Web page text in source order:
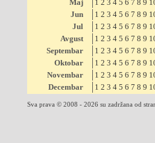
Maj
1 2 3 4 5 6 7 8 9
Jun
1 2 3 4 5 6 7 8 9
Jul
1 2 3 4 5 6 7 8 9
Avgust
1 2 3 4 5 6 7 8 9
Septembar
1 2 3 4 5 6 7 8 9
Oktobar
1 2 3 4 5 6 7 8 9
Novembar
1 2 3 4 5 6 7 8 9
Decembar
1 2 3 4 5 6 7 8 9
Sva prava © 2008 - 2026 su zadržana od